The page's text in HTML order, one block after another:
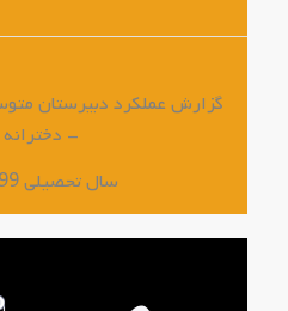
گزارش عملکرد دبیرستان
دخترانه اسوه –
سال تحصیلی 1399-1398